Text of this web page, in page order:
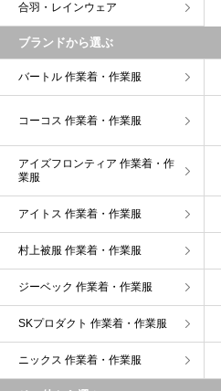
合羽・レインウェア
ブランドから選ぶ
バートル 作業着・作業服
コーコス 作業着・作業服
アイズフロンティア 作業着・作
業服
アイトス 作業着・作業服
村上被服 作業着・作業服
ジーベック 作業着・作業服
SKプロダクト 作業着・作業服
ニックス 作業着・作業服